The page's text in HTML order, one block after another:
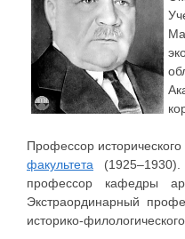
Профессор
факультета (1925–1930).
профессор кафедры
Экстраординарный
историко-